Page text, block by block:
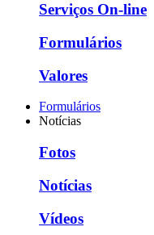
Serviços On-line
Formulários
Valores
Formulários
Notícias
Fotos
Notícias
Vídeos